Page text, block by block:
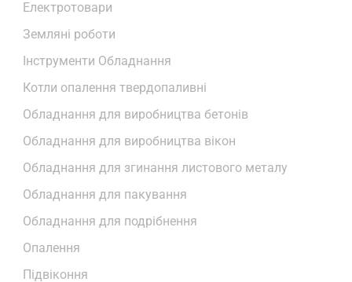
Електротовари
Земляні роботи
Інструменти Обладнання
Котли опалення твердопаливні
Обладнання для виробництва бетонів
Обладнання для виробництва вікон
Обладнання для згинання листового металу
Обладнання для пакування
Обладнання для подрібнення
Опалення
Підвіконня